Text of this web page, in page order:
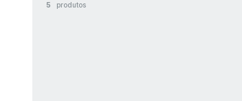
5 produtos